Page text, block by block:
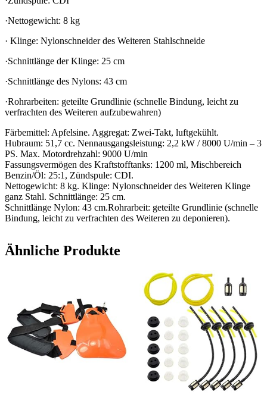
·Nettogewicht: 8 kg
· Klinge: Nylonschneider des Weiteren Stahlschneide
·Schnittlänge der Klinge: 25 cm
·Schnittlänge des Nylons: 43 cm
·Rohrarbeiten: geteilte Grundlinie (schnelle Bindung, leicht zu
verfrachten des Weiteren aufzubewahren)
Färbemittel: Apfelsine. Aggregat: Zwei-Takt, luftgekühlt.
Hubraum: 51,7 cc. Nennausgangsleistung: 2,2 kW / 8000 U/min – 3
PS. Max. Motordrehzahl: 9000 U/min
Fassungsvermögen des Kraftstofftanks: 1200 ml, Mischbereich
Benzin/Öl: 25:1, Zündspule: CDI.
Nettogewicht: 8 kg. Klinge: Nylonschneider des Weiteren Klinge
ganz Stahl. Schnittlänge: 25 cm.
Schnittlänge Nylon: 43 cm.Rohrarbeit: geteilte Grundlinie (schnelle
Bindung, leicht zu verfrachten des Weiteren zu deponieren).
Ähnliche Produkte